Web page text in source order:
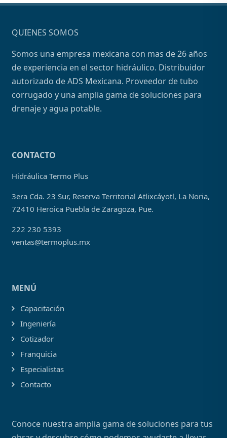
QUIENES SOMOS
Somos una empresa mexicana con mas de 26 años
de experiencia en el sector hidráulico. Distribuidor
autorizado de ADS Mexicana. Proveedor de tubo
corrugado y una amplia gama de soluciones para
drenaje y agua potable.
CONTACTO
Hidráulica Termo Plus
3era Cda. 23 Sur, Reserva Territorial Atlixcáyotl, La Noria,
72410 Heroica Puebla de Zaragoza, Pue.
222 230 5393
ventas@termoplus.mx
MENÚ
Capacitación
Ingeniería
Cotizador
Franquicia
Especialistas
Contacto
Conoce nuestra amplia gama de soluciones para tus